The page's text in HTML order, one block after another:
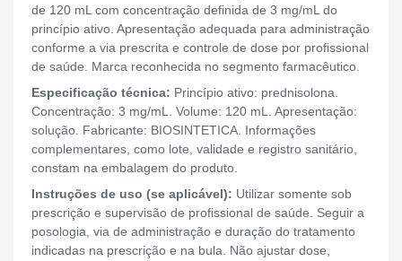
de 120 mL com concentração definida de 3 mg/mL do
princípio ativo. Apresentação adequada para administração
conforme a via prescrita e controle de dose por profissional
de saúde. Marca reconhecida no segmento farmacêutico.
Especificação técnica: Princípio ativo: prednisolona.
Concentração: 3 mg/mL. Volume: 120 mL. Apresentação:
solução. Fabricante: BIOSINTETICA. Informações
complementares, como lote, validade e registro sanitário,
constam na embalagem do produto.
Instruções de uso (se aplicável): Utilizar somente sob
prescrição e supervisão de profissional de saúde. Seguir a
posologia, via de administração e duração do tratamento
indicadas na prescrição e na bula. Não ajustar dose,